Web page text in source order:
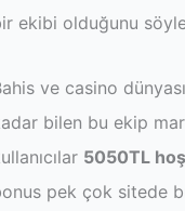
ekibi olduğunu
ve casino
bilen bu ekip
5050TL
pek çok sitede